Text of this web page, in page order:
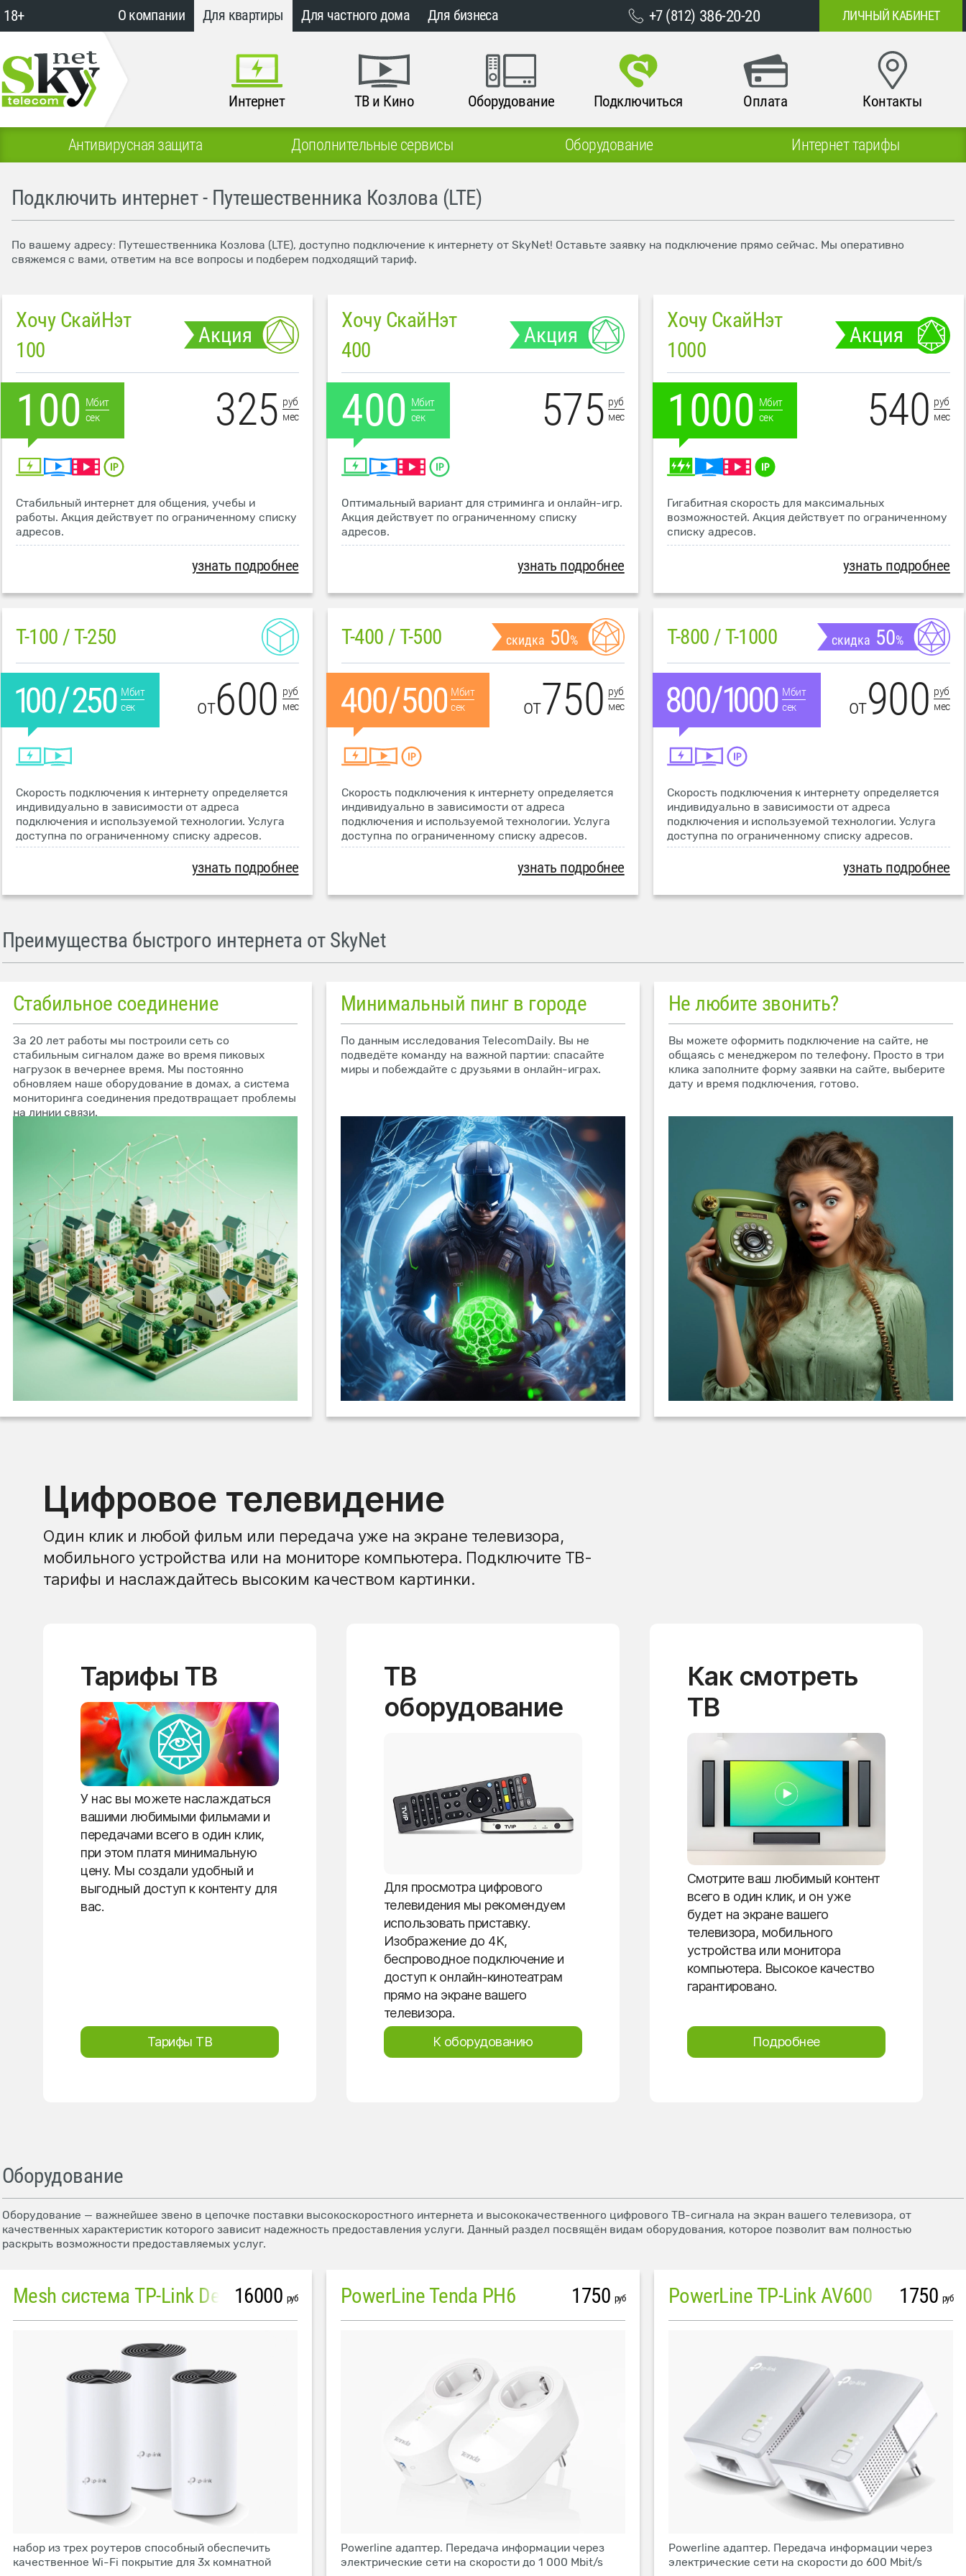
18+ О компании Для квартиры Для частного дома Для бизнеса +7 (812) 386-20-20 ЛИЧНЫЙ КАБИНЕТ
Интернет ТВ и Кино Оборудование Подключиться Оплата Контакты
Антивирусная защита Дополнительные сервисы Оборудование Интернет тарифы
Подключить интернет - Путешественника Козлова (LTE)
По вашему адресу: Путешественника Козлова (LTE), доступно подключение к интернету от SkyNet! Оставьте заявку на подключение прямо сейчас. Мы оперативно
свяжемся с вами, ответим на все вопросы и подберем подходящий тариф.
Хочу СкайНэт
100
Акция
100 Мбит
сек
325 руб
мес
Стабильный интернет для общения, учебы и
работы. Акция действует по ограниченному списку
адресов.
узнать подробнее
Хочу СкайНэт
400
Акция
400 Мбит
сек
575 руб
мес
Оптимальный вариант для стриминга и онлайн-игр.
Акция действует по ограниченному списку
адресов.
узнать подробнее
Хочу СкайНэт
1000
Акция
1000 Мбит
сек
540 руб
мес
Гигабитная скорость для максимальных
возможностей. Акция действует по ограниченному
списку адресов.
узнать подробнее
T-100 / T-250
Мбит
сек
от600 руб
мес
Скорость подключения к интернету определяется
индивидуально в зависимости от адреса
подключения и используемой технологии. Услуга
доступна по ограниченному списку адресов.
узнать подробнее
T-400 / T-500 скидка 50%
Мбит
сек
от750 руб
мес
Скорость подключения к интернету определяется
индивидуально в зависимости от адреса
подключения и используемой технологии. Услуга
доступна по ограниченному списку адресов.
узнать подробнее
T-800 / T-1000 скидка 50%
Мбит
сек
от900 руб
мес
Скорость подключения к интернету определяется
индивидуально в зависимости от адреса
подключения и используемой технологии. Услуга
доступна по ограниченному списку адресов.
узнать подробнее
Преимущества быстрого интернета от SkyNet
Стабильное соединение
За 20 лет работы мы построили сеть со
стабильным сигналом даже во время пиковых
нагрузок в вечернее время. Мы постоянно
обновляем наше оборудование в домах, а система
мониторинга соединения предотвращает проблемы
на линии связи.
Минимальный пинг в городе
По данным исследования TelecomDaily. Вы не
подведёте команду на важной партии: спасайте
миры и побеждайте с друзьями в онлайн-играх.
Не любите звонить?
Вы можете оформить подключение на сайте, не
общаясь с менеджером по телефону. Просто в три
клика заполните форму заявки на сайте, выберите
дату и время подключения, готово.
Цифровое телевидение
Один клик и любой фильм или передача уже на экране телевизора,
мобильного устройства или на мониторе компьютера. Подключите ТВ-
тарифы и наслаждайтесь высоким качеством картинки.
Тарифы ТВ
У нас вы можете наслаждаться
вашими любимыми фильмами и
передачами всего в один клик,
при этом платя минимальную
цену. Мы создали удобный и
выгодный доступ к контенту для
вас.
Тарифы ТВ
ТВ
оборудование
Для просмотра цифрового
телевидения мы рекомендуем
использовать приставку.
Изображение до 4K,
беспроводное подключение и
доступ к онлайн-кинотеатрам
прямо на экране вашего
телевизора.
К оборудованию
Как смотреть
ТВ
Смотрите ваш любимый контент
всего в один клик, и он уже
будет на экране вашего
телевизора, мобильного
устройства или монитора
компьютера. Высокое качество
гарантировано.
Подробнее
Оборудование
Оборудование — важнейшее звено в цепочке поставки высокоскоростного интернета и высококачественного цифрового ТВ-сигнала на экран вашего телевизора, от
качественных характеристик которого зависит надежность предоставления услуги. Данный раздел посвящён видам оборудования, которое позволит вам полностью
раскрыть возможности предоставляемых услуг.
Mesh система TP-Link Deco M4 (3 устройства)
16000 руб
набор из трех роутеров способный обеспечить
качественное Wi-Fi покрытие для 3х комнатной
PowerLine Tenda PH6 1750 руб
Powerline адаптер. Передача информации через
электрические сети на скорости до 1 000 Mbit/s
PowerLine TP-Link AV600 1750 руб
Powerline адаптер. Передача информации через
электрические сети на скорости до 600 Mbit/s